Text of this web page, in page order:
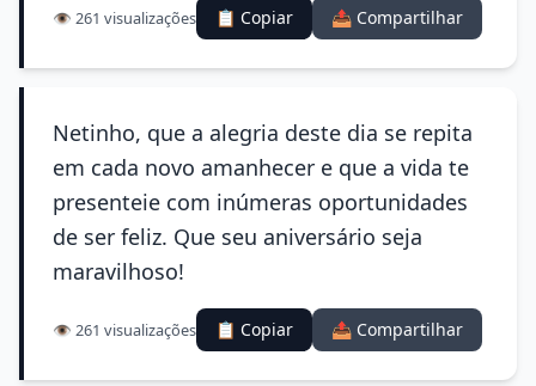
👁️ 261 visualizações 📋 Copiar 📤 Compartilhar
Netinho, que a alegria deste dia se repita
em cada novo amanhecer e que a vida te
presenteie com inúmeras oportunidades
de ser feliz. Que seu aniversário seja
maravilhoso!
👁️ 261 visualizações 📋 Copiar 📤 Compartilhar